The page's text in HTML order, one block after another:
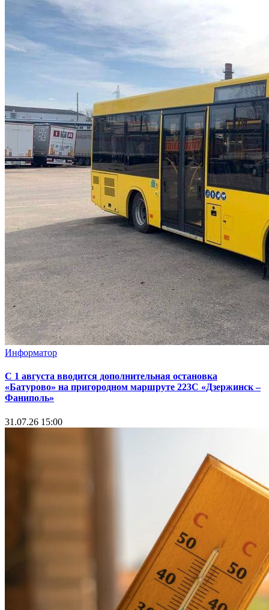
Информатор
С 1 августа вводится дополнительная остановка
«Батурово» на пригородном маршруте 223С «Дзержинск –
Фаниполь»
31.07.26 15:00